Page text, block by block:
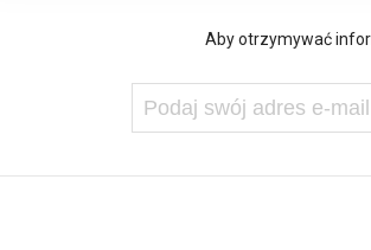
Aby otrzymywać